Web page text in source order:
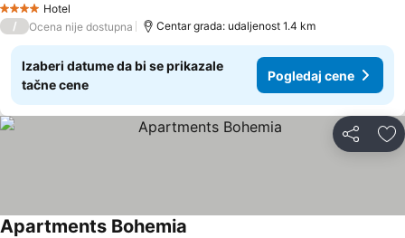
4 ZvezdiceHotel
/ Ocena nije dostupna Centar grada: udaljenost 1.4 km
Izaberi datume da bi se prikazale
tačne cene
Pogledaj cene
Deli
Apartments Bohemia